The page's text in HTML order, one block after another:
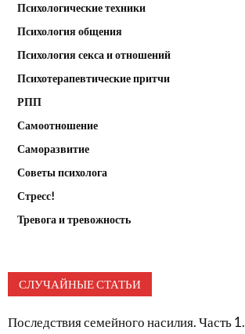
Психологические техники
Психология общения
Психология секса и отношений
Психотерапевтические притчи
РПП
Самоотношение
Саморазвитие
Советы психолога
Стресс!
Тревога и тревожность
СЛУЧАЙНЫЕ СТАТЬИ
Последствия семейного насилия. Часть 1.